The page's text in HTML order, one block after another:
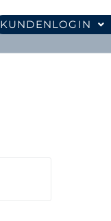
KUNDENLOGIN